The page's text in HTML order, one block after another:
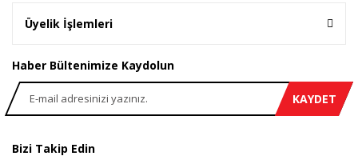
Üyelik İşlemleri
Haber Bültenimize Kaydolun
KAYDET
Bizi Takip Edin